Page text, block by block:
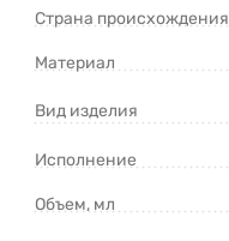
Страна происхождения
Материал
Вид изделия
Исполнение
Объем, мл